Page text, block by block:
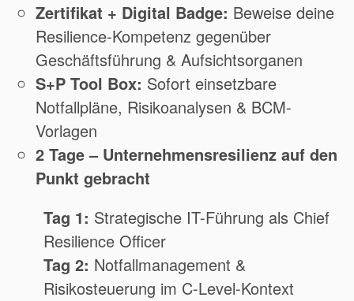
Zertifikat + Digital Badge: Beweise deine
Resilience-Kompetenz gegenüber
Geschäftsführung & Aufsichtsorganen
S+P Tool Box: Sofort einsetzbare
Notfallpläne, Risikoanalysen & BCM-
Vorlagen
2 Tage – Unternehmensresilienz auf den
Punkt gebracht
Tag 1: Strategische IT-Führung als Chief
Resilience Officer
Tag 2: Notfallmanagement &
Risikosteuerung im C-Level-Kontext